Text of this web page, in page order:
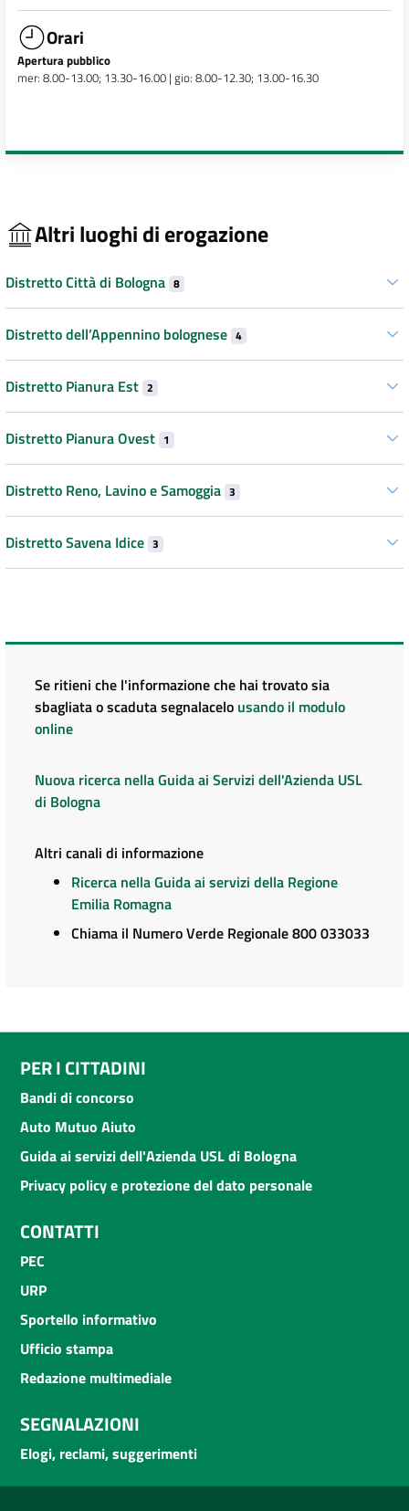
Orari
Apertura pubblico
mer: 8.00-13.00; 13.30-16.00 | gio: 8.00-12.30; 13.00-16.30
Altri luoghi di erogazione
Distretto Città di Bologna 8
Distretto dell’Appennino bolognese 4
Distretto Pianura Est 2
Distretto Pianura Ovest 1
Distretto Reno, Lavino e Samoggia 3
Distretto Savena Idice 3
Se ritieni che l'informazione che hai trovato sia
sbagliata o scaduta segnalacelo usando il modulo
online
Nuova ricerca nella Guida ai Servizi dell'Azienda USL
di Bologna
Altri canali di informazione
Ricerca nella Guida ai servizi della Regione
Emilia Romagna
Chiama il Numero Verde Regionale 800 033033
PER I CITTADINI
Bandi di concorso
Auto Mutuo Aiuto
Guida ai servizi dell'Azienda USL di Bologna
Privacy policy e protezione del dato personale
CONTATTI
PEC
URP
Sportello informativo
Ufficio stampa
Redazione multimediale
SEGNALAZIONI
Elogi, reclami, suggerimenti